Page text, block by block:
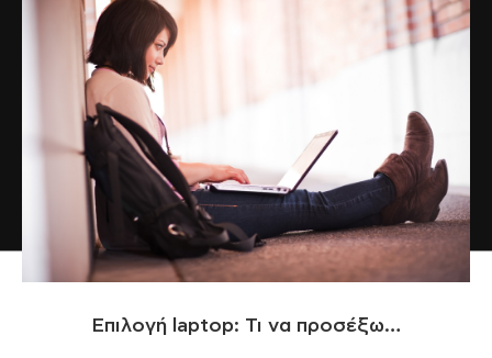
Επιλογή laptop: Τι να προσέξω…